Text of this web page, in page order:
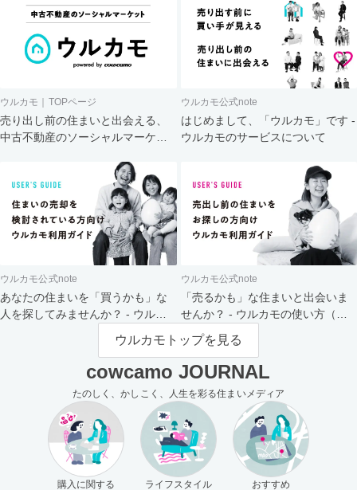
ウルカモ｜TOPページ
売り出し前の住まいと出会える、
中古不動産のソーシャルマーケッ
ウルカモ公式note
はじめまして、「ウルカモ」です -
ウルカモのサービスについて
ウルカモ公式note
あなたの住まいを「買うかも」な
人を探してみませんか？ - ウルカ
ウルカモ公式note
「売るかも」な住まいと出会いま
せんか？ - ウルカモの使い方（買
主さま向け）
ウルカモトップを見る
cowcamo JOURNAL
たのしく、かしこく、人生を彩る住まいメディア
購入に関する
ライフスタイル
おすすめ